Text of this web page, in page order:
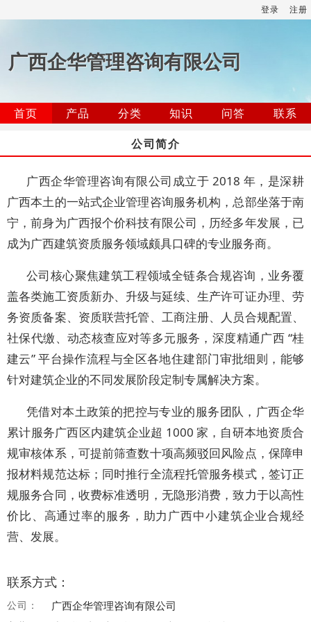
登录 注册
广西企华管理咨询有限公司
首页 产品 分类 知识 问答
联系
公司简介
广西企华管理咨询有限公司成立于 2018 年，是深耕
广西本土的一站式企业管理咨询服务机构，总部坐落于南
宁，前身为广西报个价科技有限公司，历经多年发展，已
成为广西建筑资质服务领域颇具口碑的专业服务商。
公司核心聚焦建筑工程领域全链条合规咨询，业务覆
盖各类施工资质新办、升级与延续、生产许可证办理、劳
务资质备案、资质联营托管、工商注册、人员合规配置、
社保代缴、动态核查应对等多元服务，深度精通广西 “桂
建云” 平台操作流程与全区各地住建部门审批细则，能够
针对建筑企业的不同发展阶段定制专属解决方案。
凭借对本土政策的把控与专业的服务团队，广西企华
累计服务广西区内建筑企业超 1000 家，自研本地资质合
规审核体系，可提前筛查数十项高频驳回风险点，保障申
报材料规范达标；同时推行全流程托管服务模式，签订正
规服务合同，收费标准透明，无隐形消费，致力于以高性
价比、高通过率的服务，助力广西中小建筑企业合规经
营、发展。
联系方式：
公司： 广西企华管理咨询有限公司